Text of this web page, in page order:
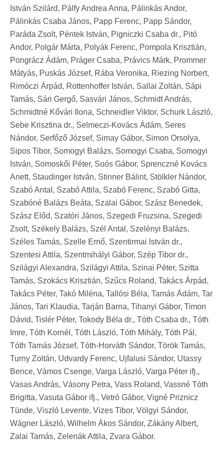
István Szilárd, Pálfy Andrea Anna, Pálinkás Andor,
Pálinkás Csaba János, Papp Ferenc, Papp Sándor,
Paráda Zsolt, Péntek István, Pigniczki Csaba dr., Pitó
Andor, Polgár Márta, Polyák Ferenc, Pompola Krisztián,
Pongrácz Ádám, Práger Csaba, Právics Márk, Prommer
Mátyás, Puskás József, Rába Veronika, Riezing Norbert,
Rimóczi Árpád, Rottenhoffer István, Sallai Zoltán, Sápi
Tamás, Sári Gergő, Sasvári János, Schmidt András,
Schmidtné Kővári Ilona, Schneidler Viktor, Schurk László,
Sebe Krisztina dr., Selmeczi-Kovács Ádám, Seres
Nándor, Serfőző József, Simay Gábor, Simon Orsolya,
Sipos Tibor, Somogyi Balázs, Somogyi Csaba, Somogyi
István, Somoskői Péter, Soós Gábor, Sprenczné Kovács
Anett, Staudinger István, Stinner Bálint, Stölkler Nándor,
Szabó Antal, Szabó Attila, Szabó Ferenc, Szabó Gitta,
Szabóné Balázs Beáta, Szalai Gábor, Szász Benedek,
Szász Előd, Szatóri János, Szegedi Fruzsina, Szegedi
Zsolt, Székely Balázs, Szél Antal, Szelényi Balázs,
Széles Tamás, Szelle Ernő, Szentirmai István dr.,
Szentesi Attila, Szentmihályi Gábor, Szép Tibor dr.,
Szilágyi Alexandra, Szilágyi Attila, Szinai Péter, Szitta
Tamás, Szokács Krisztián, Szűcs Roland, Takács Árpád,
Takács Péter, Takó Miléna, Tallósi Béla, Tamás Ádám, Tar
János, Tari Klaudia, Tarján Barna, Tihanyi Gábor, Timon
Dávid, Tislér Péter, Tokody Béla dr., Tóth Csaba dr., Tóth
Imre, Tóth Kornél, Tóth László, Tóth Mihály, Tóth Pál,
Tóth Tamás József, Tóth-Horváth Sándor, Török Tamás,
Turny Zoltán, Udvardy Ferenc, Ujfalusi Sándor, Utassy
Bence, Vámos Csenge, Varga László, Varga Péter ifj.,
Vasas András, Vásony Petra, Vass Roland, Vassné Tóth
Brigitta, Vasuta Gábor ifj., Vetró Gábor, Vigné Priznicz
Tünde, Viszló Levente, Vizes Tibor, Völgyi Sándor,
Wágner László, Wilhelm Ákos Sándor, Zákány Albert,
Zalai Tamás, Zelenák Attila, Zvara Gábor.